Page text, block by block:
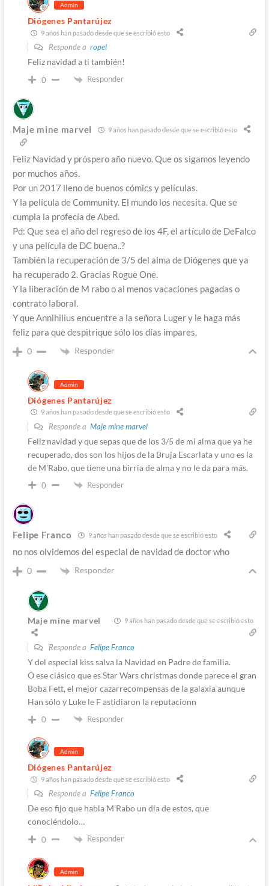
Admin
Diógenes Pantarújez
9 años han pasado desde que se escribió esto
Responde a ropel
Feliz navidad a ti también!
0 Responder
Maje mine marvel 9 años han pasado desde que se escribió esto
Feliz Navidad y próspero año nuevo. Que os sigamos leyendo
por muchos años.
Por un 2017 lleno de buenos cómics y películas.
Y la película de Community. El mundo los necesita. Que se
cumpla la profecía de Abed.
Pd: Que sea el año del regreso de los 4F, el artículo de DeFalco
y una película de DC buena..?
También la recuperación de 3/5 del alma de Diógenes que ya
ha recuperado 2. Gracias Rogue One.
Y la liberación de M rabo o al menos vacaciones pagadas o
contrato laboral.
Y que Annihilius encuentre a la señora Luger y le haga más
feliz para que despitrique sólo los días impares.
0 Responder
Admin
Diógenes Pantarújez
9 años han pasado desde que se escribió esto
Responde a Maje mine marvel
Feliz navidad y que sepas que de los 3/5 de mi alma que ya he
recuperado, dos son los hijos de la Bruja Escarlata y uno es la
de M’Rabo, que tiene una birria de alma y no le da para más.
0 Responder
Felipe Franco 9 años han pasado desde que se escribió esto
no nos olvidemos del especial de navidad de doctor who
0 Responder
Maje mine marvel 9 años han pasado desde que se escribió esto
Responde a Felipe Franco
Y del especial kiss salva la Navidad en Padre de familia.
O ese clásico que es Star Wars christmas donde parece el gran
Boba Fett, el mejor cazarrecompensas de la galaxia aunque
Han sólo y Luke le F astidiaron la reputacionn
0 Responder
Admin
Diógenes Pantarújez
9 años han pasado desde que se escribió esto
Responde a Felipe Franco
De eso fijo que habla M’Rabo un día de estos, que
conociéndolo…
0 Responder
Admin